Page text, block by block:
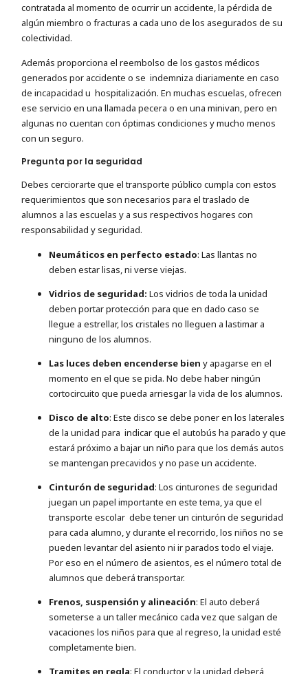
contratada al momento de ocurrir un accidente, la pérdida de
algún miembro o fracturas a cada uno de los asegurados de su
colectividad.
Además proporciona el reembolso de los gastos médicos
generados por accidente o se indemniza diariamente en caso
de incapacidad u hospitalización. En muchas escuelas, ofrecen
ese servicio en una llamada pecera o en una minivan, pero en
algunas no cuentan con óptimas condiciones y mucho menos
con un seguro.
Pregunta por la seguridad
Debes cerciorarte que el transporte público cumpla con estos
requerimientos que son necesarios para el traslado de
alumnos a las escuelas y a sus respectivos hogares con
responsabilidad y seguridad.
Neumáticos en perfecto estado: Las llantas no
deben estar lisas, ni verse viejas.
Vidrios de seguridad: Los vidrios de toda la unidad
deben portar protección para que en dado caso se
llegue a estrellar, los cristales no lleguen a lastimar a
ninguno de los alumnos.
Las luces deben encenderse bien y apagarse en el
momento en el que se pida. No debe haber ningún
cortocircuito que pueda arriesgar la vida de los alumnos.
Disco de alto: Este disco se debe poner en los laterales
de la unidad para indicar que el autobús ha parado y que
estará próximo a bajar un niño para que los demás autos
se mantengan precavidos y no pase un accidente.
Cinturón de seguridad: Los cinturones de seguridad
juegan un papel importante en este tema, ya que el
transporte escolar debe tener un cinturón de seguridad
para cada alumno, y durante el recorrido, los niños no se
pueden levantar del asiento ni ir parados todo el viaje.
Por eso en el número de asientos, es el número total de
alumnos que deberá transportar.
Frenos, suspensión y alineación: El auto deberá
someterse a un taller mecánico cada vez que salgan de
vacaciones los niños para que al regreso, la unidad esté
completamente bien.